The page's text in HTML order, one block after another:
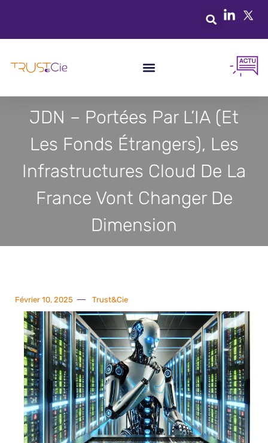
JDN – Portées Par L’IA (et
Les Fonds Étrangers), Les
Infrastructures Cloud De La
France Vont Changer De
Dimension
Février 10, 2025 Trust&Cie